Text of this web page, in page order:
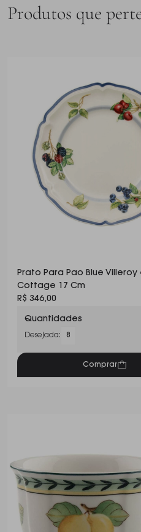
Produtos que
Prato Para Pao Blue Villeroy
Cottage 17 Cm
R$ 346,00
Quantidades
Desejada: 8
Comprar